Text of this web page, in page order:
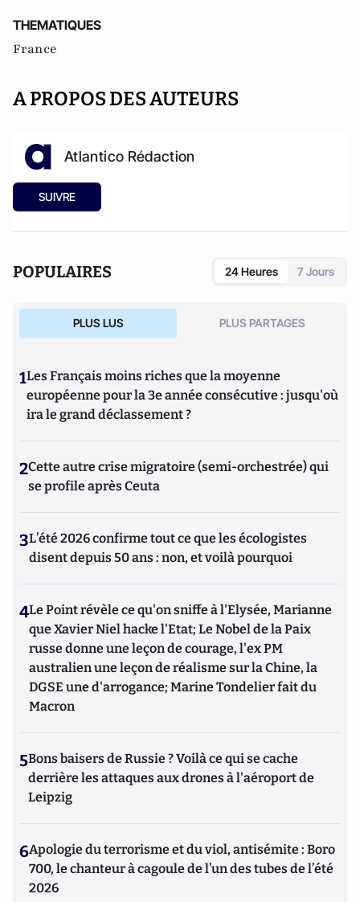
THEMATIQUES
France
A PROPOS DES AUTEURS
Atlantico Rédaction
SUIVRE
POPULAIRES 24 Heures 7 Jours
PLUS LUS PLUS PARTAGES
1Les Français moins riches que la moyenne
européenne pour la 3e année consécutive : jusqu'où
ira le grand déclassement ?
2Cette autre crise migratoire (semi-orchestrée) qui
se profile après Ceuta
3L’été 2026 confirme tout ce que les écologistes
disent depuis 50 ans : non, et voilà pourquoi
4Le Point révèle ce qu'on sniffe à l'Elysée, Marianne
que Xavier Niel hacke l'Etat; Le Nobel de la Paix
russe donne une leçon de courage, l'ex PM
australien une leçon de réalisme sur la Chine, la
DGSE une d'arrogance; Marine Tondelier fait du
Macron
5Bons baisers de Russie ? Voilà ce qui se cache
derrière les attaques aux drones à l'aéroport de
Leipzig
6Apologie du terrorisme et du viol, antisémite : Boro
700, le chanteur à cagoule de l’un des tubes de l’été
2026